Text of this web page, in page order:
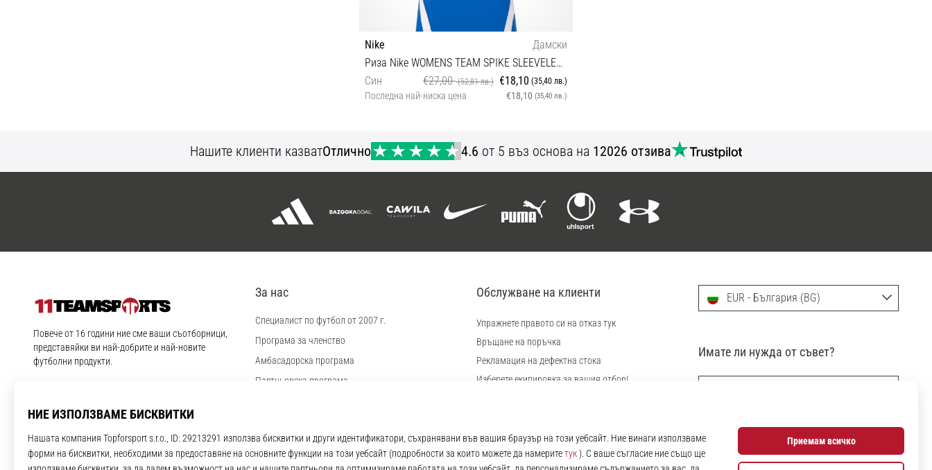
Nike
Дамски
Риза Nike WOMENS TEAM SPIKE SLEEVELESS JERSEY
Син
€27,00(52,81 лв.) €18,10 (35,40 лв.)
Последна най-ниска цена €18,10 (35,40 лв.)
Нашите клиенти казватОтлично 4.6 от 5 въз основа на 12026 отзива
11teamsports.bg
Повече от 16 години ние сме ваши съотборници,
представяйки ви най-добрите и най-новите
футболни продукти.
За нас
Специалист по футбол от 2007 г.
Програма за членство
Aмбасадорска програма
Партньорска програма
Правила и условия
Обслужване на клиенти
Упражнете правото си на отказ тук
Връщане на поръчка
Рекламация на дефектна стока
Изберете екипировка за вашия отбор!
Контакт
Често задавани въпроси
EUR - България (BG)
Имате ли нужда от съвет?